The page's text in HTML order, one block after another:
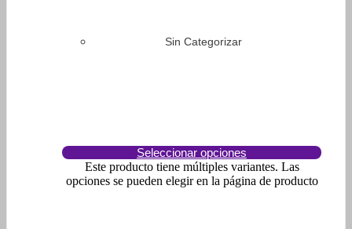
Sin Categorizar
Seleccionar opciones
Este producto tiene múltiples variantes. Las
opciones se pueden elegir en la página de producto